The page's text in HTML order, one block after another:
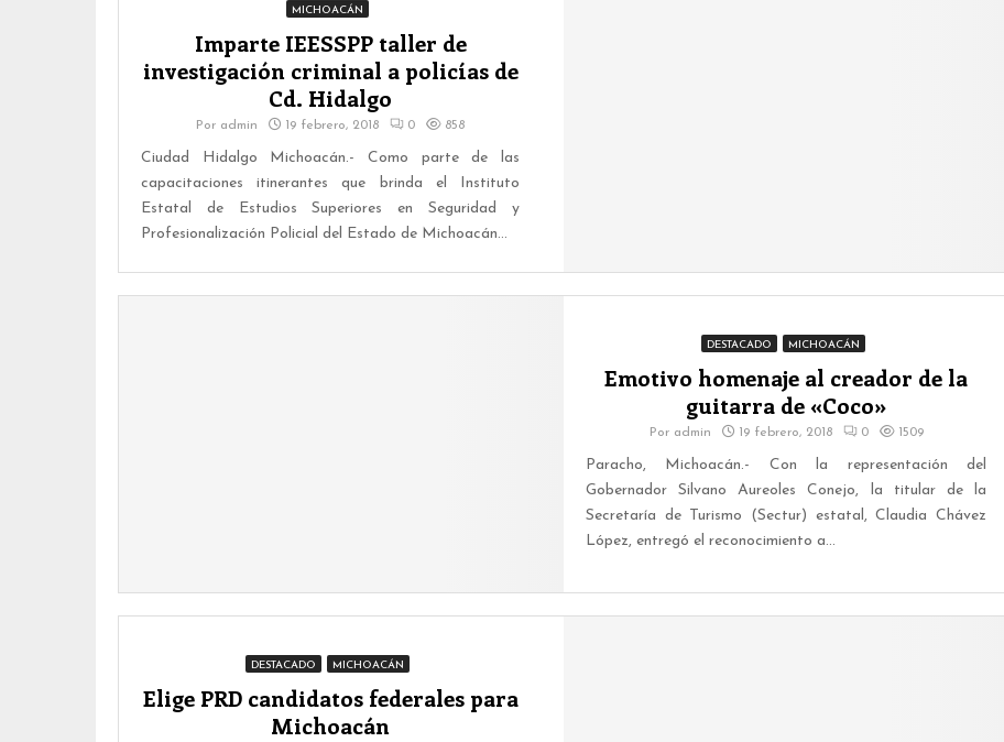
MICHOACÁN
Imparte IEESSPP taller de
investigación criminal a policías de
Cd. Hidalgo
Por admin 19 febrero, 2018 0 858
Ciudad Hidalgo Michoacán.- Como parte de las
capacitaciones itinerantes que brinda el Instituto
Estatal de Estudios Superiores en Seguridad y
Profesionalización Policial del Estado de Michoacán...
DESTACADO MICHOACÁN
Emotivo homenaje al creador de la
guitarra de «Coco»
Por admin 19 febrero, 2018 0 1509
Paracho, Michoacán.- Con la representación del
Gobernador Silvano Aureoles Conejo, la titular de la
Secretaría de Turismo (Sectur) estatal, Claudia Chávez
López, entregó el reconocimiento a...
DESTACADO MICHOACÁN
Elige PRD candidatos federales para
Michoacán